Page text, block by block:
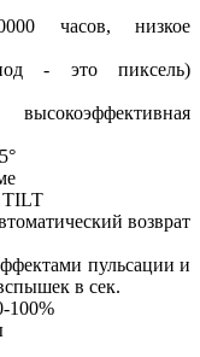
часов, низкое
- это пиксель)
TILT
возврат
пульсации и
в сек.
100%